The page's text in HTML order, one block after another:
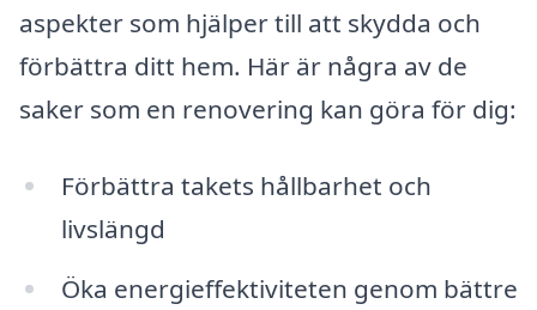
aspekter som hjälper till att skydda och
förbättra ditt hem. Här är några av de
saker som en renovering kan göra för dig:
Förbättra takets hållbarhet och
livslängd
Öka energieffektiviteten genom bättre